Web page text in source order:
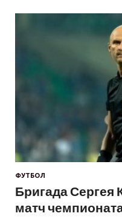
ФУТБОЛ
Бригада Сергея
матч